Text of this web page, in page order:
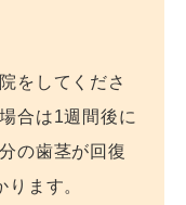
をしてくださ
合は1週間後に
の歯茎が回復
ます。